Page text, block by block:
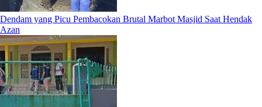
Dendam yang Picu Pembacokan Brutal Marbot Masjid Saat Hendak
Azan